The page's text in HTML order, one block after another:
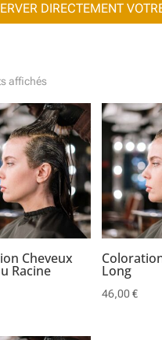
DIRECTEMENT
affichés
Cheveux
Racine Long
46,00€